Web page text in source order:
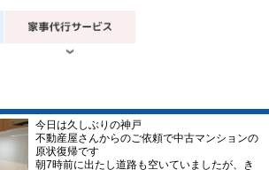
今日は久しぶりの神戸
不動産屋さんからのご依頼で中古マンションの
原状復帰です
朝7時前に出たし道路も空いていましたが、き